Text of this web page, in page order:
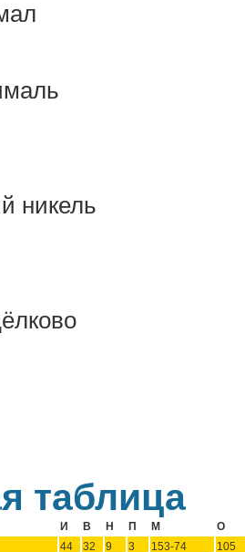
никель
таблица
И В Н П М
О
44 32 9 3 153-74
105